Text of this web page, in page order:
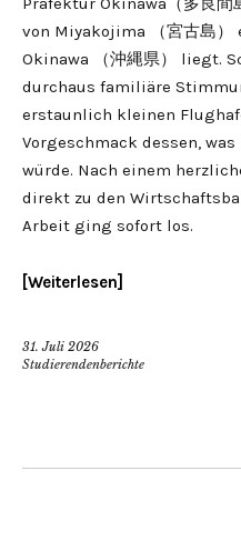
von Miyakojima （宮古島
Okinawa （沖縄県） liegt.
durchaus familiäre
erstaunlich kleinen
Vorgeschmack dessen,
würde. Nach einem
direkt zu den
Arbeit ging sofort los.
Weiterlesen
31. Juli 2026
Studierendenberichte